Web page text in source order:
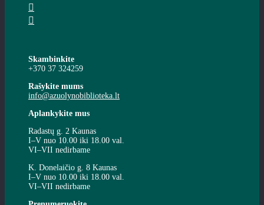
Skambinkite
+370 37 324259
Rašykite mums
info@azuolynobiblioteka.lt
Aplankykite mus
Radastų g. 2 Kaunas
I–V nuo 10.00 iki 18.00 val.
VI–VII nedirbame
K. Donelaičio g. 8 Kaunas
I–V nuo 10.00 iki 18.00 val.
VI–VII nedirbame